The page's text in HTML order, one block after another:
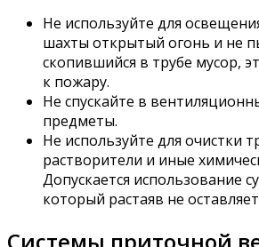
Не используйте для
шахты открытый огонь и не
скопившийся в трубе мусор,
к пожару.
Не спускайте в
предметы.
Не используйте для очистки
растворители и иные
Допускается использование
который растаяв не
Системы приточной